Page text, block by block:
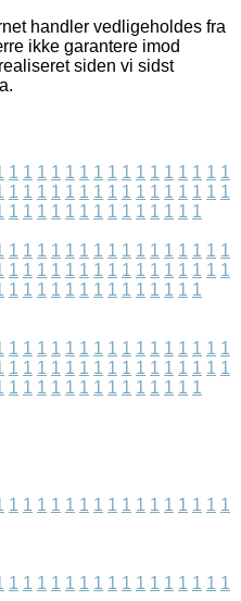
handler vedligeholdes fra
ikke garantere imod
siden vi sidst
1 1 1 1 1 1 1 1 1 1 1 1 1 1 1 1
1 1 1 1 1 1 1 1 1 1 1 1 1 1 1 1
1 1 1 1 1 1 1 1 1 1 1 1 1 1
1 1 1 1 1 1 1 1 1 1 1 1 1 1 1 1
1 1 1 1 1 1 1 1 1 1 1 1 1 1 1 1
1 1 1 1 1 1 1 1 1 1 1 1 1 1
1 1 1 1 1 1 1 1 1 1 1 1 1 1 1 1
1 1 1 1 1 1 1 1 1 1 1 1 1 1 1 1
1 1 1 1 1 1 1 1 1 1 1 1 1 1
1 1 1 1 1 1 1 1 1 1 1 1 1 1 1 1
1 1 1 1 1 1 1 1 1 1 1 1 1 1 1 1